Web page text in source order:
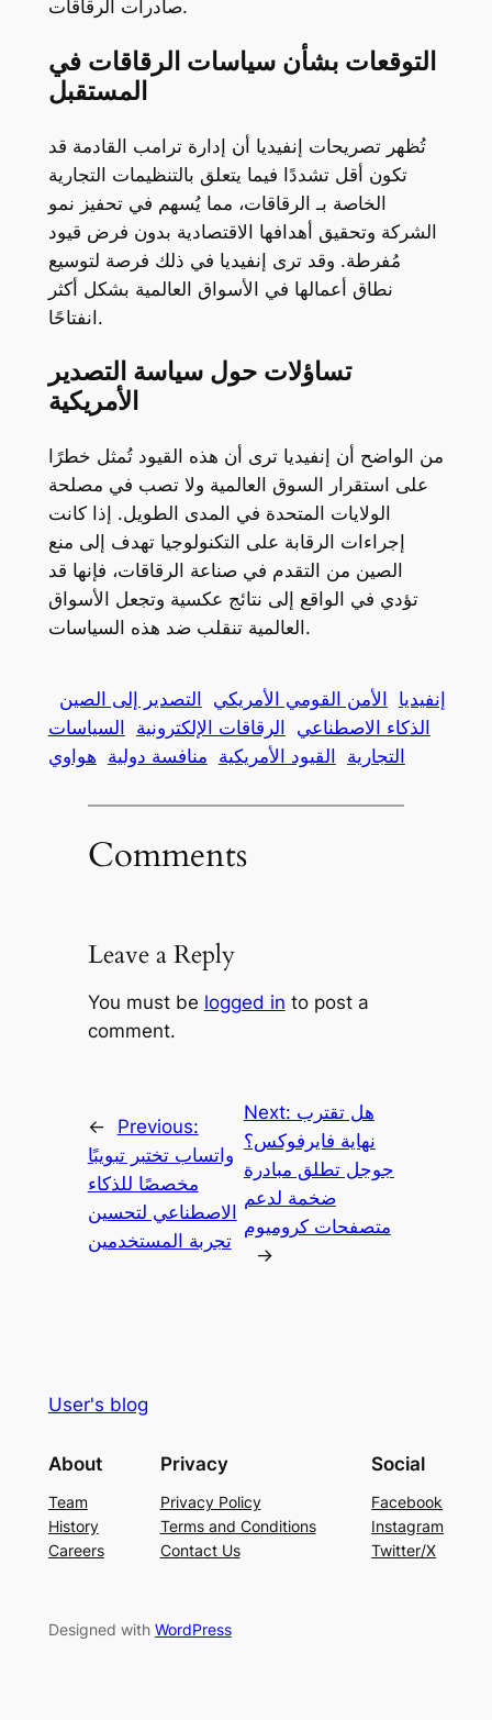
صادرات الرقاقات.
التوقعات بشأن سياسات الرقاقات في
المستقبل
تُظهر تصريحات إنفيديا أن إدارة ترامب القادمة قد
تكون أقل تشددًا فيما يتعلق بالتنظيمات التجارية
الخاصة بـ الرقاقات، مما يُسهم في تحفيز نمو
الشركة وتحقيق أهدافها الاقتصادية بدون فرض قيود
مُفرطة. وقد ترى إنفيديا في ذلك فرصة لتوسيع
نطاق أعمالها في الأسواق العالمية بشكل أكثر
انفتاحًا.
تساؤلات حول سياسة التصدير
الأمريكية
من الواضح أن إنفيديا ترى أن هذه القيود تُمثل خطرًا
على استقرار السوق العالمية ولا تصب في مصلحة
الولايات المتحدة في المدى الطويل. إذا كانت
إجراءات الرقابة على التكنولوجيا تهدف إلى منع
الصين من التقدم في صناعة الرقاقات، فإنها قد
تؤدي في الواقع إلى نتائج عكسية وتجعل الأسواق
العالمية تنقلب ضد هذه السياسات.
إنفيديا الأمن القومي الأمريكي
التصدير إلى الصين
الذكاء الاصطناعي
الرقاقات الإلكترونية
السياسات
التجارية
القيود الأمريكية منافسة دولية هواوي
Comments
Leave a Reply
You must be logged in to post a
comment.
←
Previous:
واتساب تختبر تبويبًا
مخصصًا للذكاء
الاصطناعي لتحسين
تجربة المستخدمين
Next: هل تقترب
نهاية فايرفوكس؟
جوجل تطلق مبادرة
ضخمة لدعم
متصفحات كروميوم
→
User's blog
About
Team
History
Careers
Privacy
Privacy Policy
Terms and Conditions
Contact Us
Social
Facebook
Instagram
Twitter/X
Designed with WordPress